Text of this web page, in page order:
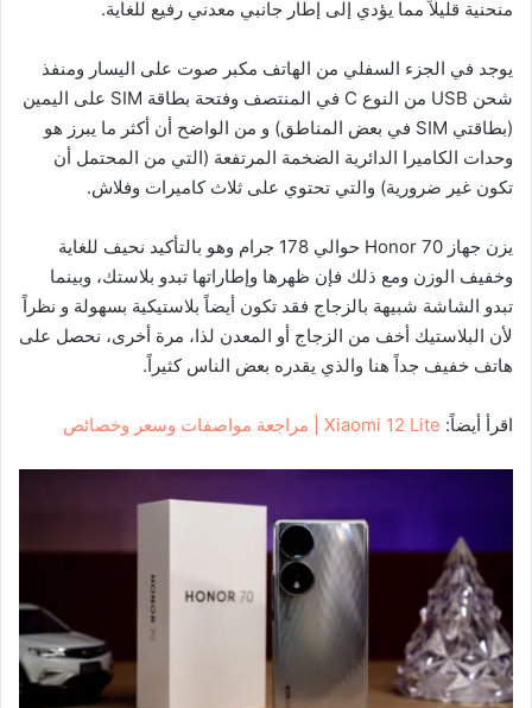
منحنية قليلاً مما يؤدي إلى إطار جانبي معدني رفيع للغاية.
يوجد في الجزء السفلي من الهاتف مكبر صوت على اليسار ومنفذ
شحن USB من النوع C في المنتصف وفتحة بطاقة SIM على اليمين
(بطاقتي SIM في بعض المناطق) و من الواضح أن أكثر ما يبرز هو
وحدات الكاميرا الدائرية الضخمة المرتفعة (التي من المحتمل أن
تكون غير ضرورية) والتي تحتوي على ثلاث كاميرات وفلاش.
يزن جهاز Honor 70 حوالي 178 جرام وهو بالتأكيد نحيف للغاية
وخفيف الوزن ومع ذلك فإن ظهرها وإطاراتها تبدو بلاستك، وبينما
تبدو الشاشة شبيهة بالزجاج فقد تكون أيضاً بلاستيكية بسهولة و نظراً
لأن البلاستيك أخف من الزجاج أو المعدن لذا، مرة أخرى، نحصل على
هاتف خفيف جداً هنا والذي يقدره بعض الناس كثيراً.
اقرأ أيضاً: Xiaomi 12 Lite | مراجعة مواصفات وسعر وخصائص